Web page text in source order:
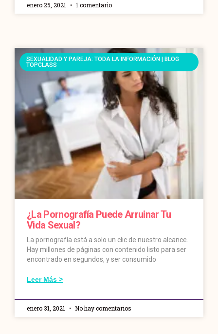
enero 25, 2021 1 comentario
SEXUALIDAD Y PAREJA: TODA LA INFORMACIÓN | BLOG
TOPCLASS
¿La Pornografía Puede Arruinar Tu
Vida Sexual?
La pornografía está a solo un clic de nuestro alcance.
Hay millones de páginas con contenido listo para ser
encontrado en segundos, y ser consumido
Leer Más >
enero 31, 2021 No hay comentarios